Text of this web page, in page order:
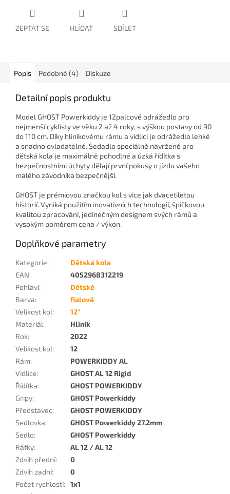
ZEPTAT SE HLÍDAT SDÍLET
Popis Podobné (4) Diskuze
Detailní popis produktu
Model GHOST Powerkiddy je 12palcové odrážedlo pro
nejmenší cyklisty ve věku 2 až 4 roky, s výškou postavy od 90
do 110 cm. Díky hliníkovému rámu a vidlici je odrážedlo lehké
a snadno ovladatelné. Sedadlo speciálně navržené pro
dětská kola je maximálně pohodlné a úzká řídítka s
bezpečnostními úchyty dělají první pokusy o jízdu vašeho
malého závodníka bezpečnější.
GHOST je prémiovou značkou kol s vice jak dvacetiletou
historií. Vyniká použitím inovativních technologií, špičkovou
kvalitou zpracování, jedinečným designem svých rámů a
vysokým poměrem cena / výkon.
Doplňkové parametry
Kategorie:
Dětská kola
EAN:
4052968312219
Pohlaví:
Dětské
Barva:
fialová
Velikost kol:
12"
Materiál:
Hliník
Rok:
2022
Velikost kol:
12
Rám:
POWERKIDDY AL
Vidlice:
GHOST AL 12 Rigid
Řídítka:
GHOST POWERKIDDY
Gripy:
GHOST Powerkiddy
Představec:
GHOST POWERKIDDY
Sedlovka:
GHOST Powerkiddy 27.2mm
Sedlo:
GHOST Powerkiddy
Ráfky:
AL 12 / AL 12
Zdvih přední:
0
Zdvih zadní:
0
Počet rychlostí: 1x1